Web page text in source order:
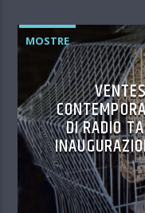
MOSTRE
DI RADIO